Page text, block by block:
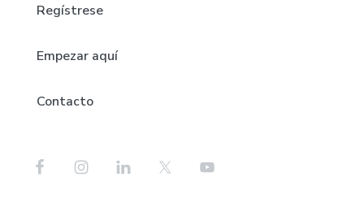
Regístrese
Empezar aquí
Contacto